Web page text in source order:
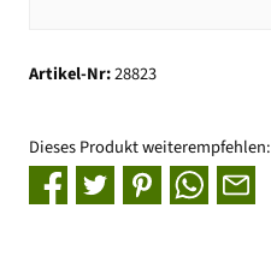
Artikel-Nr:28823
Dieses Produkt weiterempfehlen: